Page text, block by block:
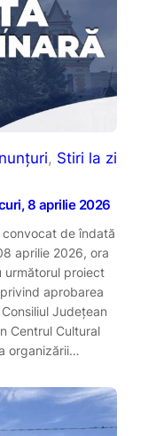
, Stiri la zi
8 aprilie 2026
convocat de îndată
aprilie 2026, ora
următorul proiect
aprobarea
Judeţean
Centrul Cultural
organizării…